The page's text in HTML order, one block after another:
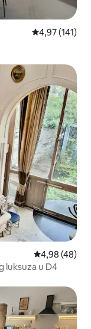
prosječna
4,97 (141)
prosječna
4,98 (48)
luksuza u D4